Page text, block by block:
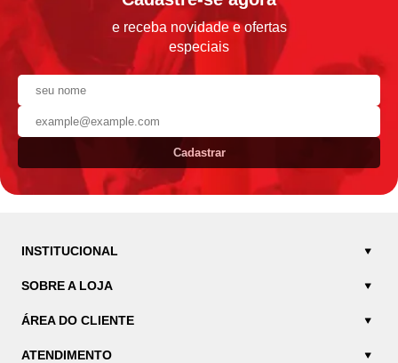
e receba novidade e ofertas
especiais
Cadastrar
INSTITUCIONAL
SOBRE A LOJA
ÁREA DO CLIENTE
ATENDIMENTO